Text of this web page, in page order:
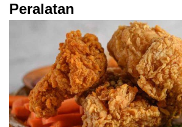
Peralatan